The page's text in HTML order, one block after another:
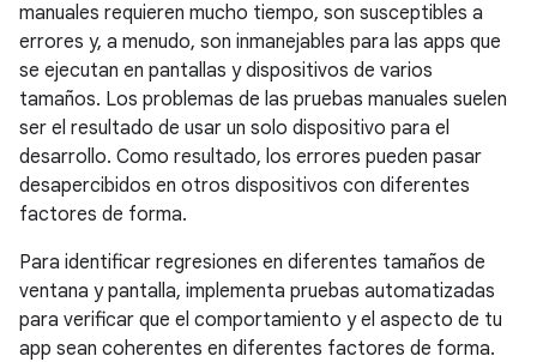
manuales requieren mucho tiempo, son susceptibles a
errores y, a menudo, son inmanejables para las apps que
se ejecutan en pantallas y dispositivos de varios
tamaños. Los problemas de las pruebas manuales suelen
ser el resultado de usar un solo dispositivo para el
desarrollo. Como resultado, los errores pueden pasar
desapercibidos en otros dispositivos con diferentes
factores de forma.
Para identificar regresiones en diferentes tamaños de
ventana y pantalla, implementa pruebas automatizadas
para verificar que el comportamiento y el aspecto de tu
app sean coherentes en diferentes factores de forma.